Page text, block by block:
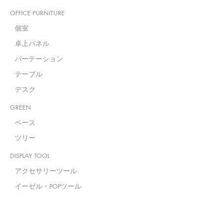
OFFICE FURNITURE
個室
卓上パネル
パーテーション
テーブル
デスク
GREEN
ベース
ツリー
DISPLAY TOOL
アクセサリーツール
イーゼル・POPツール